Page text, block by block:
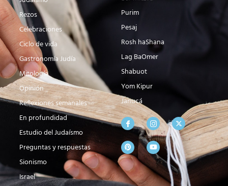
Rezos
Celebraciones
Ciclo de vida
Gastronomía Judía
Mitología
Opinión
Reflexiones semanales
En profundidad
Estudio del Judaísmo
Preguntas y respuestas
Sionismo
Israel
Purim
Pesaj
Rosh haShana
Lag BaOmer
Shabuot
Yom Kipur
Janucá